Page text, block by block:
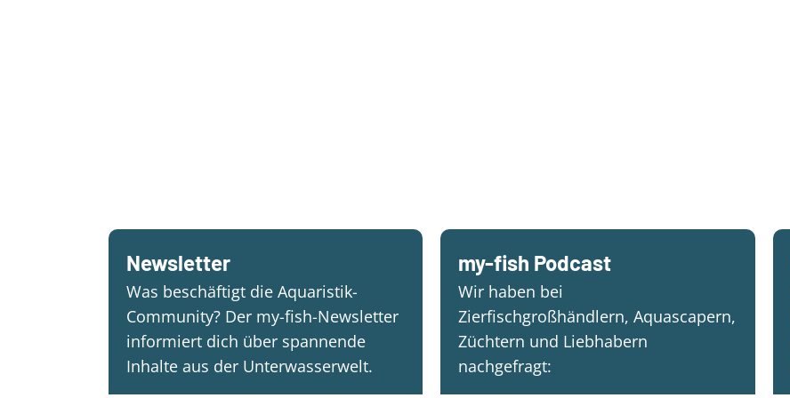
Newsletter
Was beschäftigt die Aquaristik-
Community? Der my-fish-Newsletter
informiert dich über spannende
Inhalte aus der Unterwasserwelt.
my-fish Podcast
Wir haben bei
Zierfischgroßhändlern, Aquascapern,
Züchtern und Liebhabern
nachgefragt: